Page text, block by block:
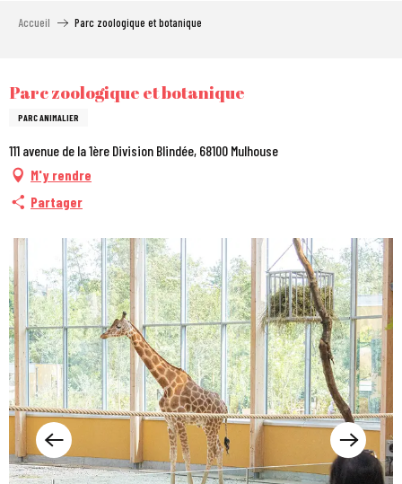
Accueil Parc zoologique et botanique
Parc zoologique et botanique
PARC ANIMALIER
111 avenue de la 1ère Division Blindée, 68100 Mulhouse
M'y rendre
Partager